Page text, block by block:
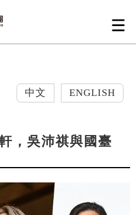
中文 ENGLISH
，吳沛祺與國臺